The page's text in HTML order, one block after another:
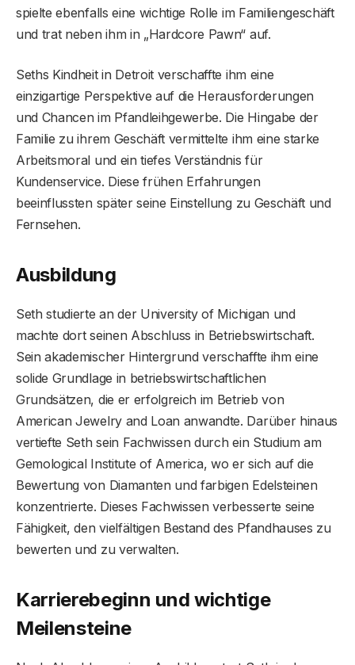
spielte ebenfalls eine wichtige Rolle im Familiengeschäft
und trat neben ihm in „Hardcore Pawn“ auf.
Seths Kindheit in Detroit verschaffte ihm eine
einzigartige Perspektive auf die Herausforderungen
und Chancen im Pfandleihgewerbe. Die Hingabe der
Familie zu ihrem Geschäft vermittelte ihm eine starke
Arbeitsmoral und ein tiefes Verständnis für
Kundenservice. Diese frühen Erfahrungen
beeinflussten später seine Einstellung zu Geschäft und
Fernsehen.
Ausbildung
Seth studierte an der University of Michigan und
machte dort seinen Abschluss in Betriebswirtschaft.
Sein akademischer Hintergrund verschaffte ihm eine
solide Grundlage in betriebswirtschaftlichen
Grundsätzen, die er erfolgreich im Betrieb von
American Jewelry and Loan anwandte. Darüber hinaus
vertiefte Seth sein Fachwissen durch ein Studium am
Gemological Institute of America, wo er sich auf die
Bewertung von Diamanten und farbigen Edelsteinen
konzentrierte. Dieses Fachwissen verbesserte seine
Fähigkeit, den vielfältigen Bestand des Pfandhauses zu
bewerten und zu verwalten.
Karrierebeginn und wichtige
Meilensteine